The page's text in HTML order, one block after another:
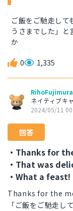
ご飯をご馳走して
うさまでした」
か
0 1,335
ネイティブキ
2024/05/11
回答
・Thanks for
・That was
・What a feast!
Thanks for the
「ご飯をご馳走し